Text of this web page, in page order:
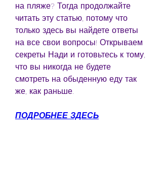
на пляже? Тогда продолжайте
читать эту статью, потому что
только здесь вы найдете ответы
на все свои вопросы! Открываем
секреты Нади и готовьтесь к тому,
что вы никогда не будете
смотреть на обыденную еду так
же, как раньше.
ПОДРОБНЕЕ ЗДЕСЬ